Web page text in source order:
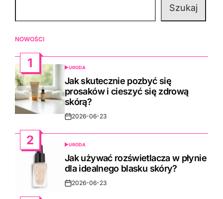
Szukaj
NOWOŚCI
1
POSTED
IN
URODA
Jak skutecznie pozbyć się
prosaków i cieszyć się zdrową
skórą?
Post2026-06-23
2
POSTED
IN
URODA
Jak używać rozświetlacza w płynie
dla idealnego blasku skóry?
Post2026-06-23